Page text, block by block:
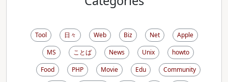
Tool 日々 Web Biz Net
Apple
MS
ことば News Unix
howto
Food
PHP Movie Edu
Community